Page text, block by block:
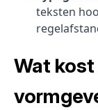
teksten
Wat